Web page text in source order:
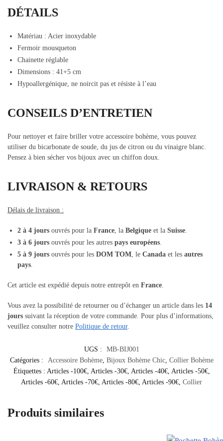
DÉTAILS
Matériau : Acier inoxydable
Fermoir mousqueton
Chainette réglable
Dimensions : 41+5 cm
Hypoallergénique, ne noircit pas et résiste à l’eau
CONSEILS D’ENTRETIEN
Pour nettoyer et faire briller votre accessoire bohème, vous pouvez
utiliser du bicarbonate de soude, du jus de citron ou du vinaigre blanc.
Pensez à bien sécher vos bijoux avec un chiffon doux.
LIVRAISON & RETOURS
Délais de livraison :
2 à 4 jours ouvrés pour la France, la Belgique et la Suisse.
3 à 6 jours ouvrés pour les autres pays européens.
5 à 9 jours ouvrés pour les DOM TOM, le Canada et les autres
pays.
Cet article est expédié depuis notre entrepôt en France
Vous avez la possibilité de retourner ou d’échanger un article dans les 14
jours suivant la réception de votre commande. Pour plus d’informations,
veuillez consulter notre Politique de retour.
UGS :
MB-BIJ001
Catégories :
Accessoire Bohème, Bijoux Bohème Chic, Collier Bohème
Étiquettes : Articles -100€, Articles -30€, Articles -40€, Articles -50€,
Articles -60€ Articles -70€ Articles -80€ Articles -90€ Collier
Produits similaires